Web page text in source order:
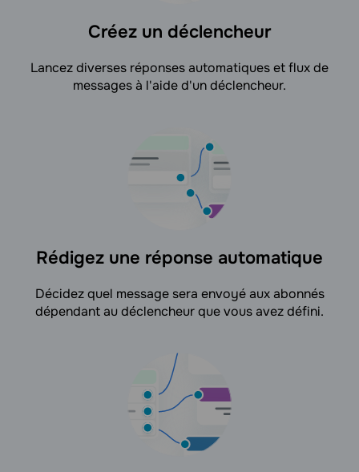
Créez un déclencheur
Lancez diverses réponses automatiques et flux de
messages à l'aide d'un déclencheur.
Rédigez une réponse automatique
Décidez quel message sera envoyé aux abonnés
dépendant au déclencheur que vous avez défini.